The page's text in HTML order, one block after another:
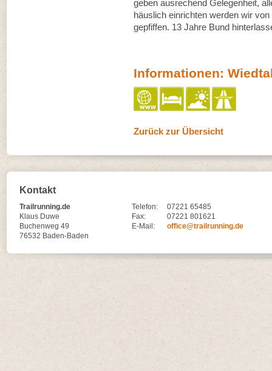
geben ausrechend Gelegenheit,
häuslich einrichten werden wir
gepfiffen. 13 Jahre Bund
Informationen:
Zurück zur Übersicht
Kontakt
Trailrunning.de
Klaus Duwe
Buchenweg 49
76532 Baden-Baden
Telefon:
07221 65485
Fax:
07221 801621
E-Mail:
office@trailrunning.de